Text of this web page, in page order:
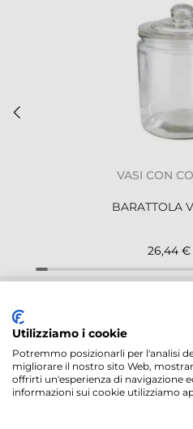
VASI CON
BARATTOLA
26,44 €
Servizi offerti
Utilizziamo i cookie
Potremmo posizionarli per l'analisi
migliorare il nostro sito Web,
offrirti un'esperienza di navigazione
informazioni sui cookie utilizziamo